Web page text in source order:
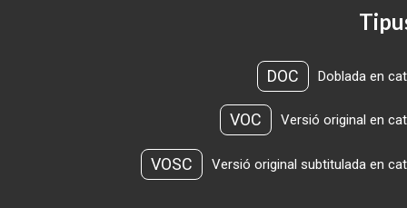
DOC Doblada en
VOC Versió original en
VOSC Versió original subtitulada en